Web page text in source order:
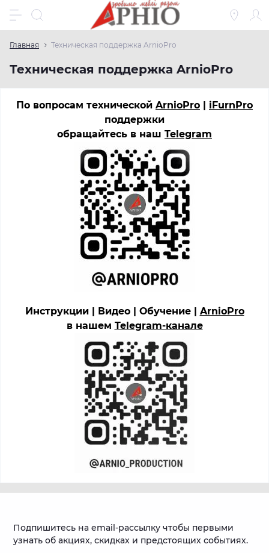
Главная Техническая поддержка ArnioPro
Техническая поддержка ArnioPro
По вопросам технической ArnioPro | iFurnPro
поддержки
обращайтесь в наш Telegram
Инструкции | Видео | Обучение | ArnioPro
в нашем Telegram-канале
Подпишитесь на email-рассылку чтобы первыми
узнать об акциях, скидках и предстоящих событиях.